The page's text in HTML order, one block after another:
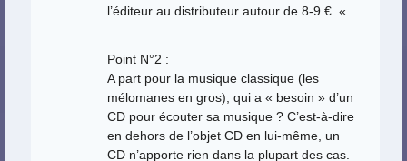
l’éditeur au distributeur autour de 8-9 €. «
Point N°2 :
A part pour la musique classique (les
mélomanes en gros), qui a « besoin » d’un
CD pour écouter sa musique ? C’est-à-dire
en dehors de l’objet CD en lui-même, un
CD n’apporte rien dans la plupart des cas.